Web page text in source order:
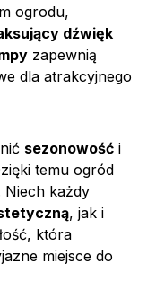
ogrodu,
dźwięk
zapewnią
dla atrakcyjnego
sezonowość i
temu ogród
Niech każdy
, jak i
która
miejsce do